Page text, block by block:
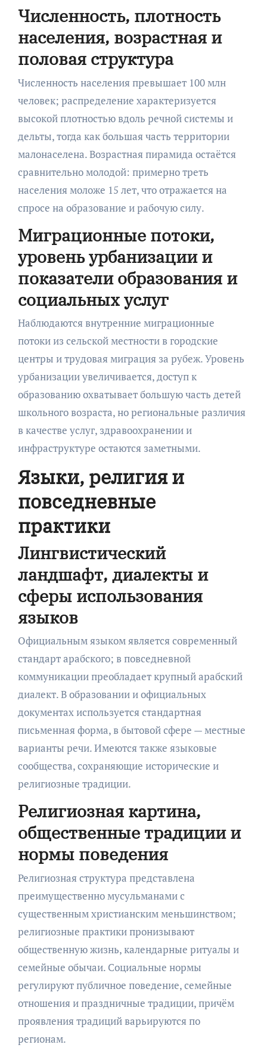
Численность, плотность
населения, возрастная и
половая структура
Численность населения превышает 100 млн
человек; распределение характеризуется
высокой плотностью вдоль речной системы и
дельты, тогда как большая часть территории
малонаселена. Возрастная пирамида остаётся
сравнительно молодой: примерно треть
населения моложе 15 лет, что отражается на
спросе на образование и рабочую силу.
Миграционные потоки,
уровень урбанизации и
показатели образования и
социальных услуг
Наблюдаются внутренние миграционные
потоки из сельской местности в городские
центры и трудовая миграция за рубеж. Уровень
урбанизации увеличивается, доступ к
образованию охватывает большую часть детей
школьного возраста, но региональные различия
в качестве услуг, здравоохранении и
инфраструктуре остаются заметными.
Языки, религия и
повседневные
практики
Лингвистический
ландшафт, диалекты и
сферы использования
языков
Официальным языком является современный
стандарт арабского; в повседневной
коммуникации преобладает крупный арабский
диалект. В образовании и официальных
документах используется стандартная
письменная форма, в бытовой сфере — местные
варианты речи. Имеются также языковые
сообщества, сохраняющие исторические и
религиозные традиции.
Религиозная картина,
общественные традиции и
нормы поведения
Религиозная структура представлена
преимущественно мусульманами с
существенным христианским меньшинством;
религиозные практики пронизывают
общественную жизнь, календарные ритуалы и
семейные обычаи. Социальные нормы
регулируют публичное поведение, семейные
отношения и праздничные традиции, причём
проявления традиций варьируются по
регионам.